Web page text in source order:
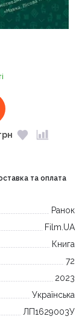
та оплата
Ранок
Film.UA
Книга
72
2023
Українська
ЛП1629003У